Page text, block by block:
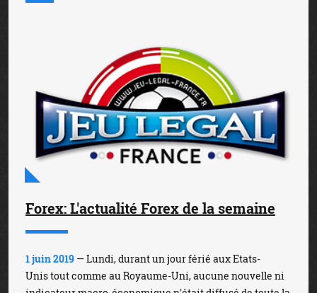
Forex: L'actualité Forex de la semaine
1 juin 2019 — Lundi, durant un jour férié aux Etats-
Unis tout comme au Royaume-Uni, aucune nouvelle ni